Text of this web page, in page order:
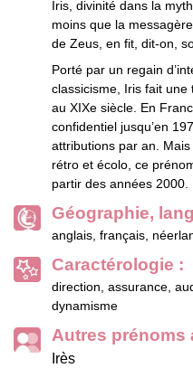
Iris, divinité dans la
moins que la
de Zeus, en fit, dit-on,
Porté par un regain
classicisme, Iris fait
au XIXe siècle. En
confidentiel jusqu’en
attributions par an.
rétro et écolo, ce
partir des années 2000.
Géographie,
anglais, français,
Caractérologie :
direction, assurance,
dynamisme
Autres prénoms
Irès